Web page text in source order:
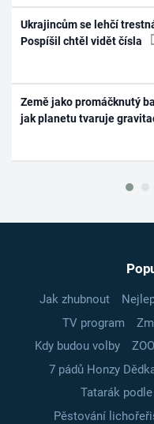
Ukrajincům se lehčí
Pospíšil chtěl vidět čísla
Země jako promáčknutý
jak planetu tvaruje
Jak zhubnout
TV program
Kdy budou volby
7 pádů Honzy
Tatarák
Pěstování